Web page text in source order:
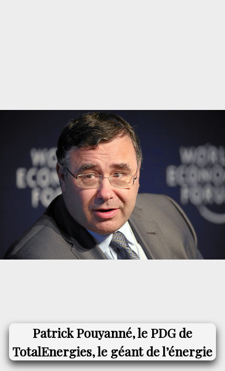
Patrick Pouyanné, le PDG de
TotalEnergies, le géant de l’énergie